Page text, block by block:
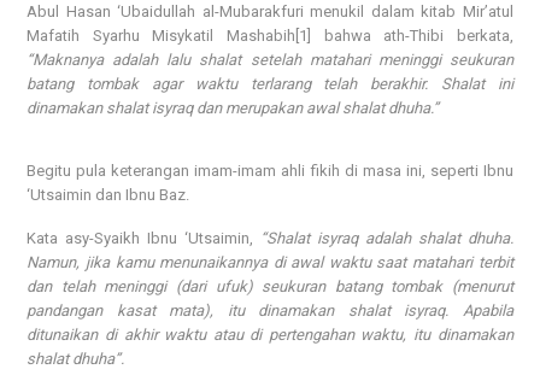
Abul Hasan ‘Ubaidullah al-Mubarakfuri menukil dalam kitab Mir’atul
Mafatih Syarhu Misykatil Mashabih[1] bahwa ath-Thibi berkata,
“Maknanya adalah lalu shalat setelah matahari meninggi seukuran
batang tombak agar waktu terlarang telah berakhir. Shalat ini
dinamakan shalat isyraq dan merupakan awal shalat dhuha.”
Begitu pula keterangan imam-imam ahli fikih di masa ini, seperti Ibnu
‘Utsaimin dan Ibnu Baz.
Kata asy-Syaikh Ibnu ‘Utsaimin,
“Shalat isyraq adalah shalat dhuha.
Namun, jika kamu menunaikannya di awal waktu saat matahari terbit
dan telah meninggi (dari ufuk) seukuran batang tombak (menurut
pandangan kasat mata), itu dinamakan shalat isyraq. Apabila
ditunaikan di akhir waktu atau di pertengahan waktu, itu dinamakan
shalat dhuha”.